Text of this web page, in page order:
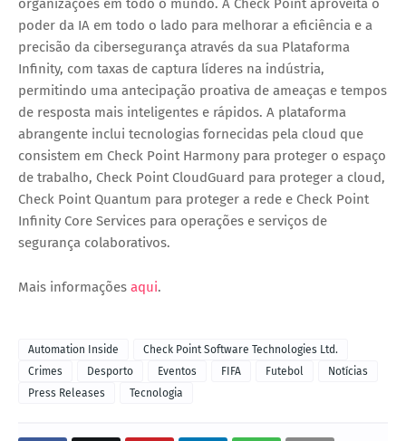
organizações em todo o mundo. A Check Point aproveita o
poder da IA em todo o lado para melhorar a eficiência e a
precisão da cibersegurança através da sua Plataforma
Infinity, com taxas de captura líderes na indústria,
permitindo uma antecipação proativa de ameaças e tempos
de resposta mais inteligentes e rápidos. A plataforma
abrangente inclui tecnologias fornecidas pela cloud que
consistem em Check Point Harmony para proteger o espaço
de trabalho, Check Point CloudGuard para proteger a cloud,
Check Point Quantum para proteger a rede e Check Point
Infinity Core Services para operações e serviços de
segurança colaborativos.
Mais informações aqui.
Automation Inside
Check Point Software Technologies Ltd.
Crimes
Desporto Eventos FIFA Futebol
Notícias
Press Releases
Tecnologia